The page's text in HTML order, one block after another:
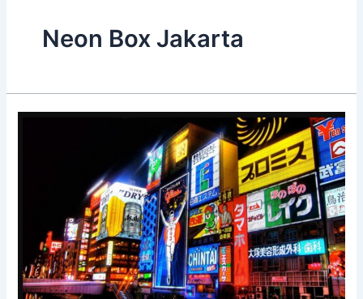
Neon Box Jakarta
Pencahayaan
Unik